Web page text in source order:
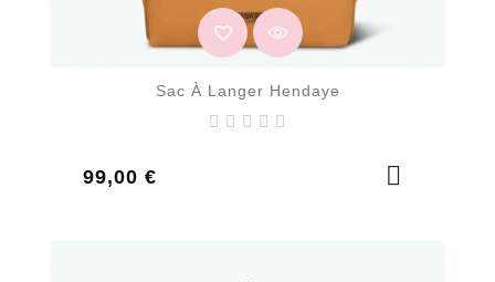
Sac À Langer Hendaye
99,00 €
Prix